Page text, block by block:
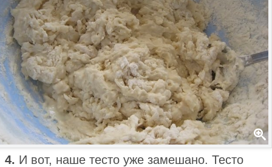
4. И вот, наше тесто уже замешано. Тесто